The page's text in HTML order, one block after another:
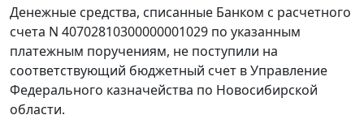
Денежные средства, списанные Банком с расчетного
счета N 40702810300000001029 по указанным
платежным поручениям, не поступили на
соответствующий бюджетный счет в Управление
Федерального казначейства по Новосибирской
области.